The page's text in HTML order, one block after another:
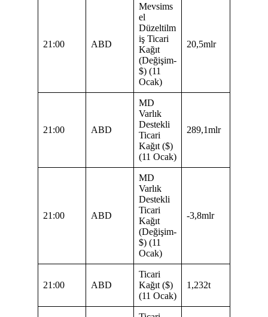
21:00 ABD
Mevsims
el
Düzeltilm
iş Ticari
Kağıt
(Değişim-
$) (11
Ocak)
20,5mlr
21:00 ABD
MD
Varlık
Destekli
Ticari
Kağıt ($)
(11 Ocak)
289,1mlr
21:00 ABD
MD
Varlık
Destekli
Ticari
Kağıt
(Değişim-
$) (11
Ocak)
-3,8mlr
21:00 ABD
Ticari
Kağıt ($)
(11 Ocak)
1,232t